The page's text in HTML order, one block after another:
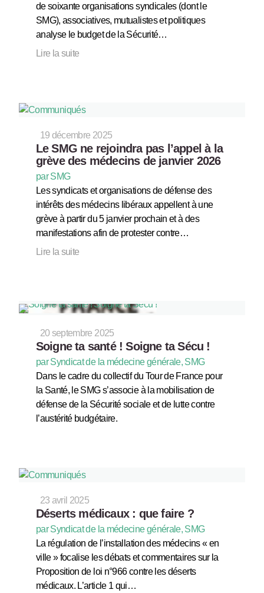
de soixante organisations syndicales (dont le
SMG), associatives, mutualistes et politiques
analyse le budget de la Sécurité…
Lire la suite
19 décembre 2025
Le SMG ne rejoindra pas l’appel à la
grève des médecins de janvier 2026
par SMG
Les syndicats et organisations de défense des
intérêts des médecins libéraux appellent à une
grève à partir du 5 janvier prochain et à des
manifestations afin de protester contre…
Lire la suite
20 septembre 2025
Soigne ta santé ! Soigne ta Sécu !
par Syndicat de la médecine générale, SMG
Dans le cadre du collectif du Tour de France pour
la Santé, le SMG s’associe à la mobilisation de
défense de la Sécurité sociale et de lutte contre
l’austérité budgétaire.
23 avril 2025
Déserts médicaux : que faire ?
par Syndicat de la médecine générale, SMG
La régulation de l’installation des médecins « en
ville » focalise les débats et commentaires sur la
Proposition de loi n°966 contre les déserts
médicaux. L’article 1 qui…